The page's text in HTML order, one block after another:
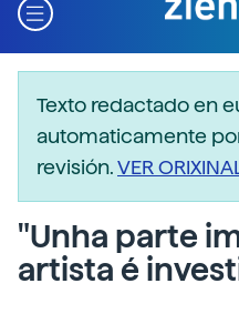
Texto redactado en
automaticamente
revisión.VER
"Unha parte
artista é